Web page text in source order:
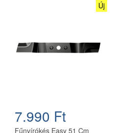
Új
7.990 Ft
Fűnyírókés Easy 51 Cm